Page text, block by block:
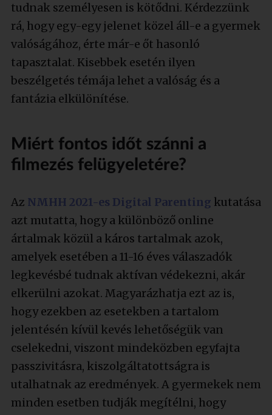
tudnak személyesen is kötődni. Kérdezzünk
rá, hogy egy-egy jelenet közel áll-e a gyermek
valóságához, érte már-e őt hasonló
tapasztalat. Kisebbek esetén ilyen
beszélgetés témája lehet a valóság és a
fantázia elkülönítése.
Miért fontos időt szánni a
filmezés felügyeletére?
Az NMHH 2021-es Digital Parenting kutatása
azt mutatta, hogy a különböző online
ártalmak közül a káros tartalmak azok,
amelyek esetében a 11-16 éves válaszadók
legkevésbé tudnak aktívan védekezni, akár
elkerülni azokat. Magyarázhatja ezt az is,
hogy ezekben az esetekben a tartalom
jelentésén kívül kevés lehetőségük van
cselekedni, viszont mindeközben egyfajta
passzivitásra, kiszolgáltatottságra is
utalhatnak az eredmények. A gyermekek nem
minden esetben tudják megítélni, hogy